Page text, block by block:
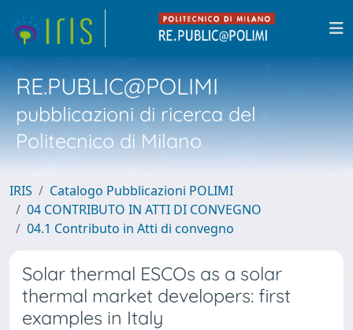
RE.PUBLIC@POLIMI
pubblicazioni di ricerca del
Politecnico di Milano
IRIS
Catalogo Pubblicazioni POLIMI
04 CONTRIBUTO IN ATTI DI CONVEGNO
04.1 Contributo in Atti di convegno
Solar thermal ESCOs as a solar
thermal market developers: first
examples in Italy